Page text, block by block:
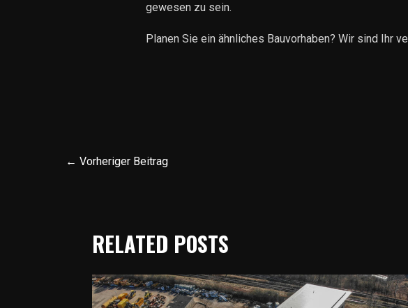
gewesen zu sein.
Planen Sie ein ähnliches Bauvorhaben? Wir sind Ihr
← Vorheriger Beitrag
RELATED POSTS